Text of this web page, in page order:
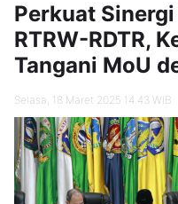
Perkuat
RTRW-RDTR,
Tangani MoU
Selasa, 18 Maret 2025 14.43 WIB